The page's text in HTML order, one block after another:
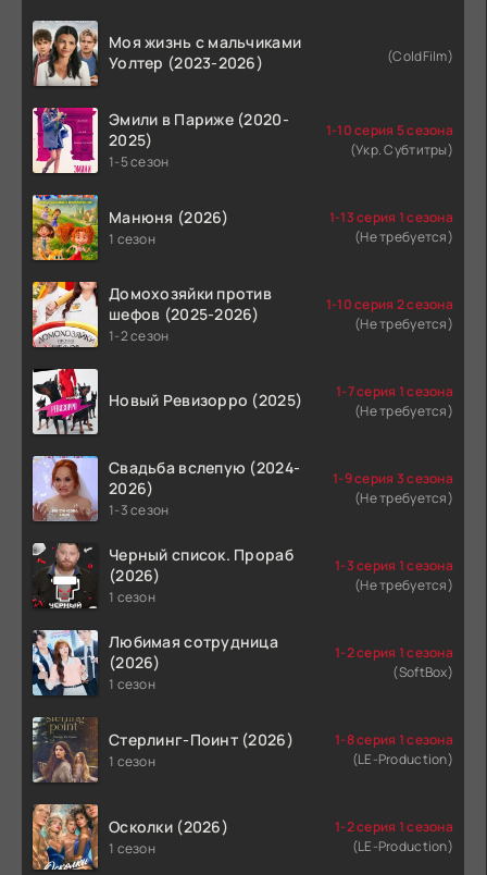
Моя жизнь с мальчиками
Уолтер (2023-2026)
(ColdFilm)
Эмили в Париже (2020-
2025)
1-5 сезон
1-10 серия 5 сезона
(Укр. Субтитры)
Манюня (2026)
1 сезон
1-13 серия 1 сезона
(Не требуется)
Домохозяйки против
шефов (2025-2026)
1-2 сезон
1-10 серия 2 сезона
(Не требуется)
Новый Ревизорро (2025)
1-7 серия 1 сезона
(Не требуется)
Свадьба вслепую (2024-
2026)
1-3 сезон
1-9 серия 3 сезона
(Не требуется)
Черный список. Прораб
(2026)
1 сезон
1-3 серия 1 сезона
(Не требуется)
Любимая сотрудница
(2026)
1 сезон
1-2 серия 1 сезона
(SoftBox)
Стерлинг-Поинт (2026)
1 сезон
1-8 серия 1 сезона
(LE-Production)
Осколки (2026)
1 сезон
1-2 серия 1 сезона
(LE-Production)